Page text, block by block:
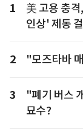
1
美 고용 충
인상' 제동
2 "모즈타바
3
"폐기 버스
묘수?